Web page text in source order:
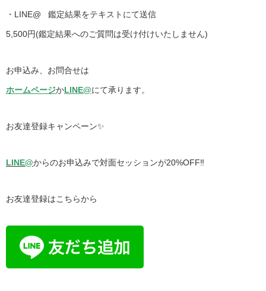
・LINE@ 鑑定結果をテキストにて送信
5,500円(鑑定結果へのご質問は受け付けいたしません)
お申込み、お問合せは
ホームページかLINE@にて承ります。
お友達登録キャンペーン✨
LINE@からのお申込みで対面セッションが20%OFF‼️
お友達登録はこちらから